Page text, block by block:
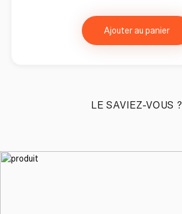
Ajouter au panier
LE SAVIEZ-VOUS ?